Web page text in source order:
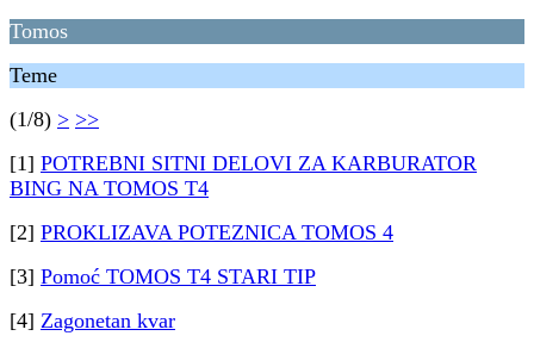
Tomos
Teme
(1/8) > >>
[1] POTREBNI SITNI DELOVI ZA KARBURATOR
BING NA TOMOS T4
[2] PROKLIZAVA POTEZNICA TOMOS 4
[3] Pomoć TOMOS T4 STARI TIP
[4] Zagonetan kvar